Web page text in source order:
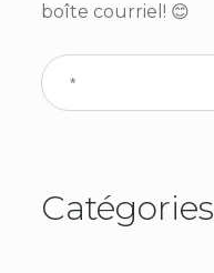
boîte courriel! 😊
Catégories